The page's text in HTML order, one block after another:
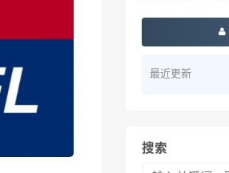
最近更新
搜索